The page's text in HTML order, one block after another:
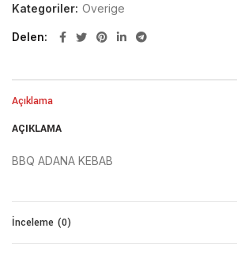
Kategoriler: Overige
Delen
Açıklama
AÇIKLAMA
BBQ ADANA KEBAB
İnceleme (0)